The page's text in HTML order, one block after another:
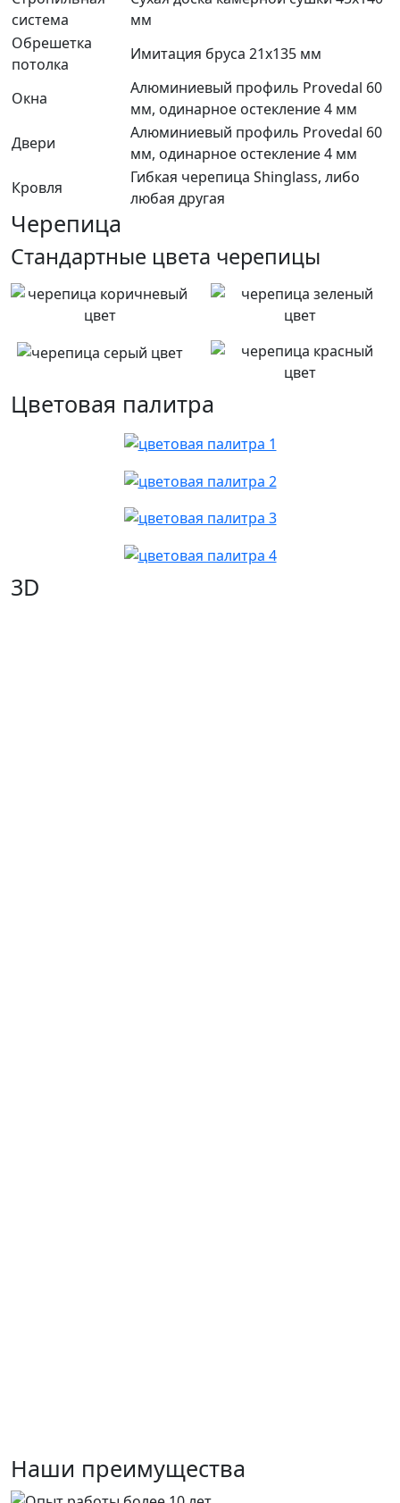
система
мм
Обрешетка
потолка
Имитация бруса 21х135 мм
Окна
Алюминиевый профиль Provedal 60
мм, одинарное остекление 4 мм
Двери
Алюминиевый профиль Provedal 60
мм, одинарное остекление 4 мм
Кровля
Гибкая черепица Shinglass, либо
любая другая
Черепица
Стандартные цвета черепицы
Цветовая палитра
3D
Наши преимущества